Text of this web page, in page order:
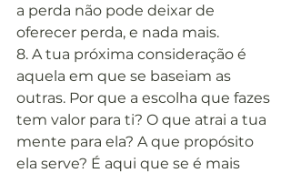
a perda não pode deixar de
oferecer perda, e nada mais.
8. A tua próxima consideração é
aquela em que se baseiam as
outras. Por que a escolha que fazes
tem valor para ti? O que atrai a tua
mente para ela? A que propósito
ela serve? É aqui que se é mais